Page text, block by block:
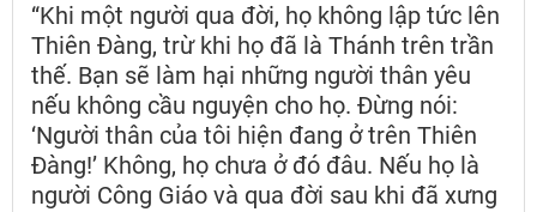
“Khi một người qua đời, họ không lập tức lên
Thiên Đàng, trừ khi họ đã là Thánh trên trần
thế. Bạn sẽ làm hại những người thân yêu
nếu không cầu nguyện cho họ. Đừng nói:
‘Người thân của tôi hiện đang ở trên Thiên
Đàng!’ Không, họ chưa ở đó đâu. Nếu họ là
người Công Giáo và qua đời sau khi đã xưng